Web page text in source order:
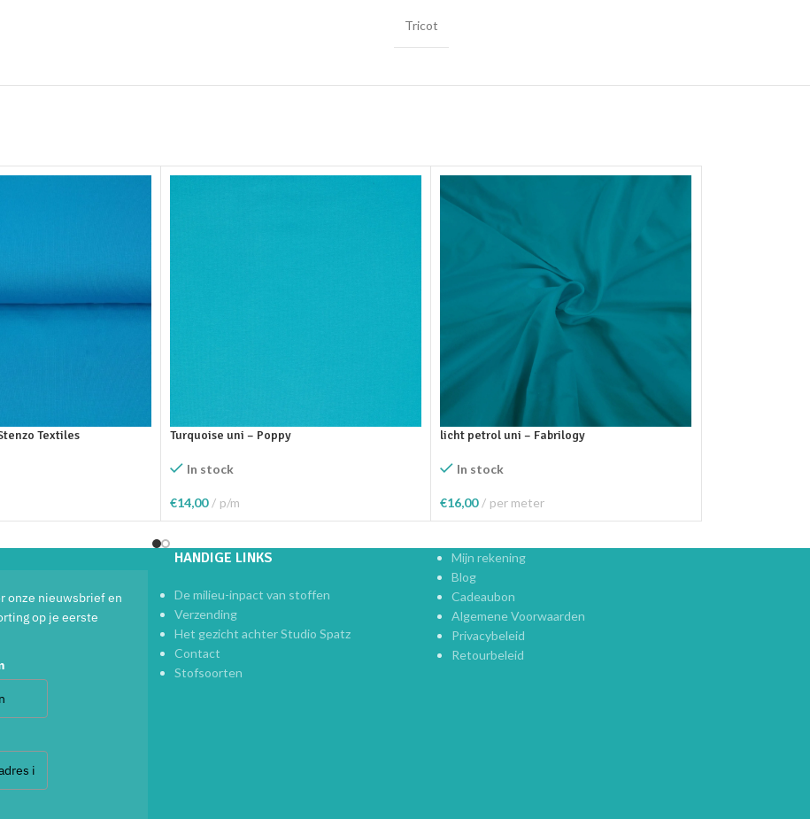
Tricot
Textiles Turquoise uni – Poppy
In stock
€14,00 p/m
Toevoegen Aan Winkelwagen
licht petrol uni – Fabrilogy
In stock
€16,00 per meter
Toevoegen Aan Winkelwagen
onze nieuwsbrief en
op je eerste
HANDIGE LINKS
De milieu-inpact van stoffen
Verzending
Het gezicht achter Studio Spatz
Contact
Stofsoorten
Mijn rekening
Blog
Cadeaubon
Algemene Voorwaarden
Privacybeleid
Retourbeleid